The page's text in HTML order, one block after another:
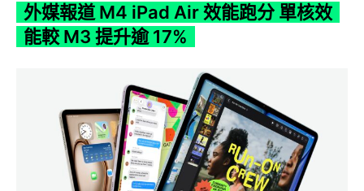
外媒報道 M4 iPad Air 效能跑分 單核效
能較 M3 提升逾 17%